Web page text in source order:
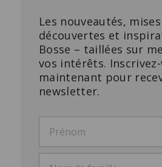
Les nouveautés,
découvertes et
Bosse – taillées sur
vos intérêts.
maintenant pour
newsletter.